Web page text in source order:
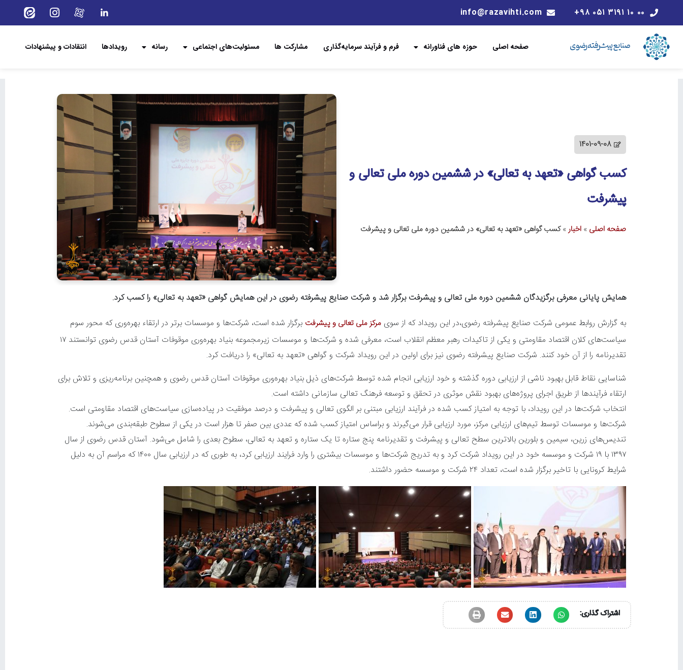
۰۰ ۱۰ ۳۱۹۱ ۰۵۱ ۹۸+ info@razavihti.com
صفحه اصلی حوزه های فناورانه فرم و فرآیند سرمایه‌گذاری مشارکت ها مسئولیت‌های اجتماعی رسانه رویدادها انتقادات و پیشنهادات
1401-09-08
کسب گواهی «تعهد به تعالی» در ششمین دوره ملی تعالی و
پیشرفت
صفحه اصلی » اخبار»کسب گواهی «تعهد به تعالی» در ششمین دوره ملی تعالی و پیشرفت
همایش پایانی معرفی برگزیدگان ششمین دوره ملی تعالی و پیشرفت برگزار شد و شرکت صنایع پیشرفته رضوی در این همایش گواهی «تعهد به تعالی» را کسب کرد.
به گزارش روابط عمومی شرکت صنایع پیشرفته رضوی،در این رویداد که از سوی مرکز ملی تعالی و پیشرفت برگزار شده است، شرکت‌ها و موسسات برتر در ارتقاء بهره‌وری که محور سوم
سیاست‌های کلان اقتصاد مقاومتی و یکی از تاکیدات رهبر معظم انقلاب است، معرفی شده‌ و شرکت‌ها و موسسات زیرمجموعه بنیاد بهره‌وری موقوفات آستان قدس رضوی توانستند ۱۷
تقدیرنامه را از آن خود کنند. شرکت صنایع پیشرفته رضوی نیز برای اولین در این رویداد شرکت و گواهی «تعهد به تعالی» را دریافت کرد.
شناسایی نقاط قابل بهبود ناشی از ارزیابی دوره گذشته و خود ارزیابی انجام شده توسط شرکت‌های ذیل بنیاد بهره‌وری موقوفات آستان قدس رضوی و همچنین برنامه‌ریزی و تلاش برای
ارتقاء فرآیندها از طریق اجرای پروژه‌های بهبود نقش موثری در تحقق و توسعه فرهنگ تعالی سازمانی داشته است.
انتخاب شرکت‌ها در این رویداد، با توجه به امتیاز کسب شده در فرآیند ارزیابی مبتنی بر الگوی تعالی و پیشرفت و درصد موفقیت در پیاده‌سازی سیاست‌های اقتصاد مقاومتی است.
شرکت‌ها و موسسات توسط تیم‌های ارزیابی مرکز، مورد ارزیابی قرار می‌گیرند و براساس امتیاز کسب شده که عددی بین صفر تا هزار است در یکی از سطوح طبقه‌بندی می‌شوند.
تندیس‌های زرین، سیمین و بلورین بالاترین سطح تعالی و پیشرفت و تقدیرنامه پنج ستاره تا یک ستاره و تعهد به تعالی، سطوح بعدی را شامل می‌شود. آستان قدس رضوی از سال
۱۳۹۷ با ۱۹ شرکت و موسسه خود در این رویداد شرکت کرد و به تدریج شرکت‌ها و موسسات بیشتری را وارد فرایند ارزیابی کرد، به طوری که در ارزیابی سال ۱۴۰۰ که مراسم آن به دلیل
شرایط کرونایی با تاخیر برگزار شده است، تعداد ۲۴ شرکت و موسسه حضور داشتند.
اشتراک گذاری: